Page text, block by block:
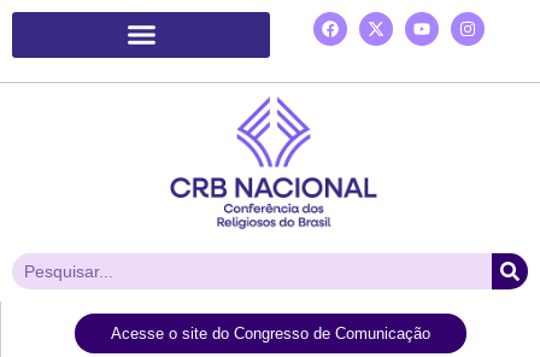
Acesse o site do Congresso de Comunicação